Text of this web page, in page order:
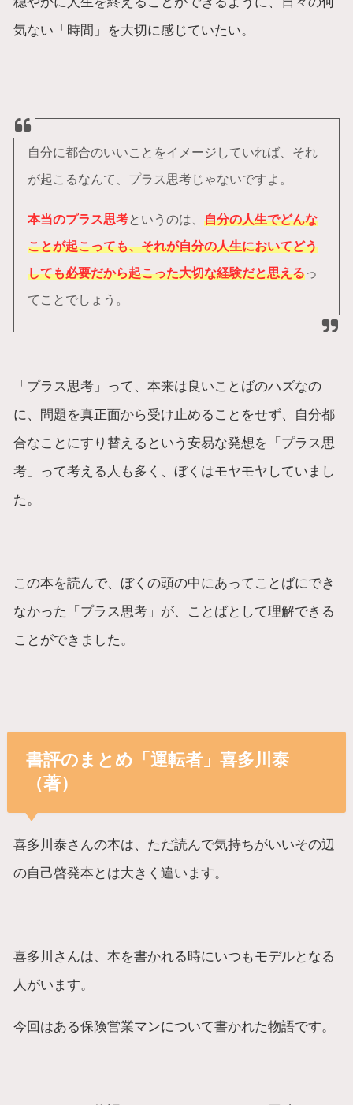
気ない「時間」を大切に感じていたい。
自分に都合のいいことをイメージしていれば、それ
が起こるなんて、プラス思考じゃないですよ。
本当のプラス思考というのは、 自分の人生でどんな
ことが起こっても、それが自分の人生においてどう
しても必要だから起こった大切な経験だと思えるっ
てことでしょう。
「プラス思考」って、本来は良いことばのハズなの
に、問題を真正面から受け止めることをせず、自分都
合なことにすり替えるという安易な発想を「プラス思
考」って考える人も多く、ぼくはモヤモヤしていまし
た。
この本を読んで、ぼくの頭の中にあってことばにでき
なかった「プラス思考」が、ことばとして理解できる
ことができました。
書評のまとめ「運転者」喜多川泰
（著）
喜多川泰さんの本は、ただ読んで気持ちがいいその辺
の自己啓発本とは大きく違います。
喜多川さんは、本を書かれる時にいつもモデルとなる
人がいます。
今回はある保険営業マンについて書かれた物語です。